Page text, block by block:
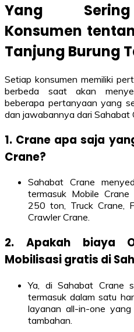
Yang
Konsumen
Tanjung Burung
Setiap konsumen memiliki
berbeda saat akan
beberapa pertanyaan yang
dan jawabannya dari Sahabat
1. Crane apa saja
Crane?
Sahabat Crane
termasuk Mobile
250 ton, Truck Crane,
Crawler Crane.
2. Apakah biaya
Mobilisasi gratis di
Ya, di Sahabat Crane
termasuk dalam satu
layanan all-in-one
tambahan.